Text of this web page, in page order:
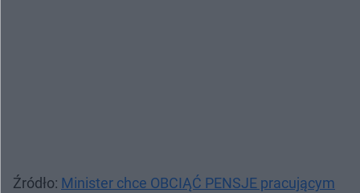
Źródło: Minister chce OBCIĄĆ PENSJE pracującym